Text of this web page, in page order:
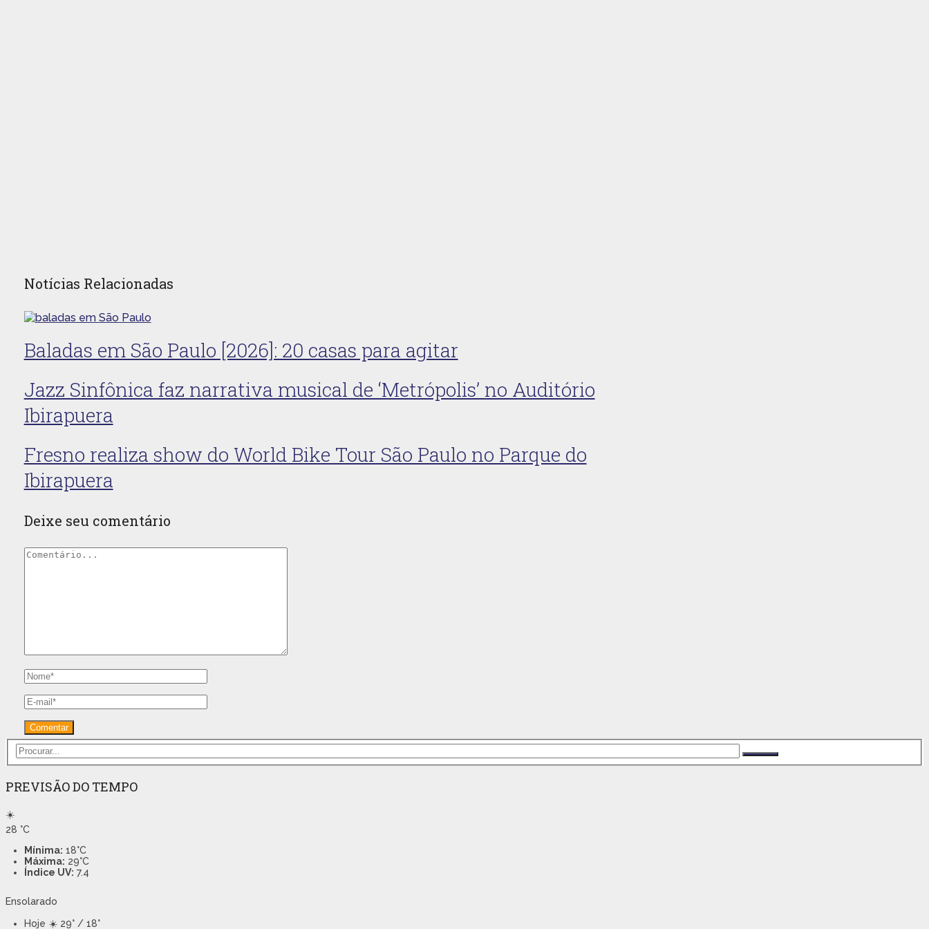
Notícias Relacionadas
Baladas em São Paulo [2026]: 20 casas para agitar
Jazz Sinfônica faz narrativa musical de ‘Metrópolis’ no Auditório
Ibirapuera
Fresno realiza show do World Bike Tour São Paulo no Parque do
Ibirapuera
Deixe seu comentário
PREVISÃO DO TEMPO
☀️
28 °C
Mínima: 18°C
Máxima: 29°C
Índice UV: 7.4
Ensolarado
Hoje ☀️ 29° / 18°